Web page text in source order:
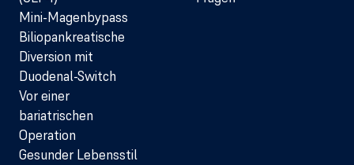
Mini-Magenbypass
Biliopankreatische
Diversion mit
Duodenal-Switch
Vor einer
bariatrischen
Operation
Gesunder Lebensstil